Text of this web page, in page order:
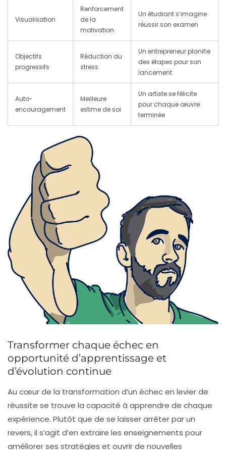
Visualisation
Renforcement
de la
motivation
Un étudiant s’imagine
réussir son examen
Objectifs
progressifs
Réduction du
stress
Un entrepreneur planifie
des étapes pour son
lancement
Auto-
encouragement
Meilleure
estime de soi
Un artiste se félicite
pour chaque œuvre
terminée
Transformer chaque échec en
opportunité d’apprentissage et
d’évolution continue
Au cœur de la transformation d’un échec en levier de
réussite se trouve la capacité à apprendre de chaque
expérience. Plutôt que de se laisser arrêter par un
revers, il s’agit d’en extraire les enseignements pour
améliorer ses stratégies et ouvrir de nouvelles